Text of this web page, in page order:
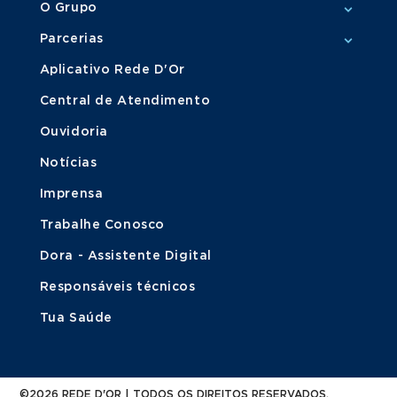
O Grupo
Parcerias
Aplicativo Rede D'Or
Central de Atendimento
Ouvidoria
Notícias
Imprensa
Trabalhe Conosco
Dora - Assistente Digital
Responsáveis técnicos
Tua Saúde
©2026 REDE D'OR | TODOS OS DIREITOS RESERVADOS.